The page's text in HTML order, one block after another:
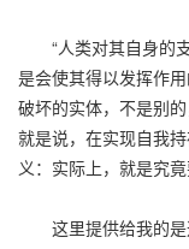
“人类对其自身的支
是会使其得以发挥作
破坏的实体，不是别
就是说，在实现自我
义：实际上，就是究竟
这里提供给我的是